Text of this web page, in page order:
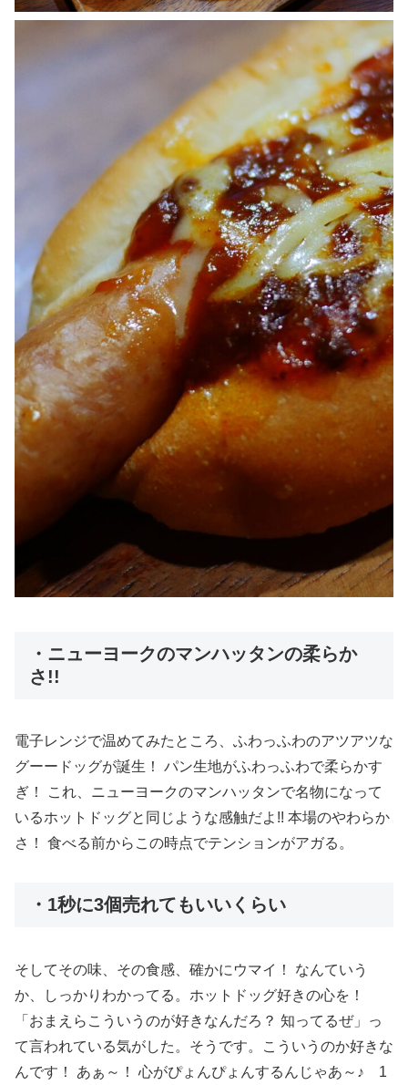
・ニューヨークのマンハッタンの柔らか
さ!!
電子レンジで温めてみたところ、ふわっふわのアツアツな
グーードッグが誕生！ パン生地がふわっふわで柔らかす
ぎ！ これ、ニューヨークのマンハッタンで名物になって
いるホットドッグと同じような感触だよ!! 本場のやわらか
さ！ 食べる前からこの時点でテンションがアガる。
・1秒に3個売れてもいいくらい
そしてその味、その食感、確かにウマイ！ なんていう
か、しっかりわかってる。ホットドッグ好きの心を！
「おまえらこういうのが好きなんだろ？ 知ってるぜ」っ
て言われている気がした。そうです。こういうのか好きな
んです！ あぁ～！ 心がぴょんぴょんするんじゃあ～♪ 1